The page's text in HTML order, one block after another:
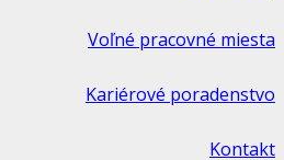
Voľné pracovné miesta
Kariérové poradenstvo
Kontakt